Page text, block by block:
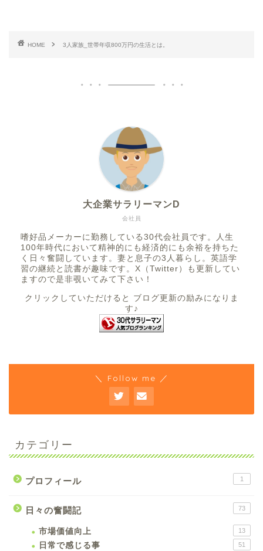
HOME 3人家族_世帯年収800万円の生活とは。
会社員
大企業サラリーマンD
嗜好品メーカーに勤務している30代会社員です。人生
100年時代において精神的にも経済的にも余裕を持ちた
く日々奮闘しています。妻と息子の3人暮らし。英語学
習の継続と読書が趣味です。X（Twitter）も更新してい
ますので是非覗いてみて下さい！
クリックしていただけると ブログ更新の励みになりま
す♪
＼ Follow me ／
カテゴリー
プロフィール 1
日々の奮闘記 73
市場価値向上 13
日常で感じる事 51